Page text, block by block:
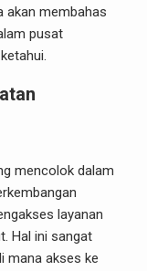
akan membahas
pusat
mencolok dalam
layanan
Hal ini sangat
mana akses ke